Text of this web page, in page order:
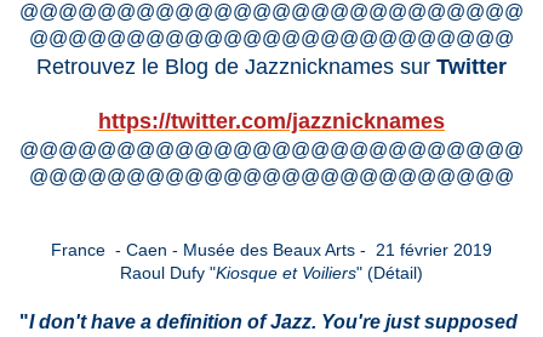
@@@@@@@@@@@@@@@@@@@@@@@@@@
@@@@@@@@@@@@@@@@@@@@@@@@@
Retrouvez le Blog de Jazznicknames sur Twitter
https://twitter.com/jazznicknames
@@@@@@@@@@@@@@@@@@@@@@@@@@
@@@@@@@@@@@@@@@@@@@@@@@@@
France - Caen - Musée des Beaux Arts - 21 février 2019
Raoul Dufy "Kiosque et Voiliers" (Détail)
"I don't have a definition of Jazz. You're just supposed